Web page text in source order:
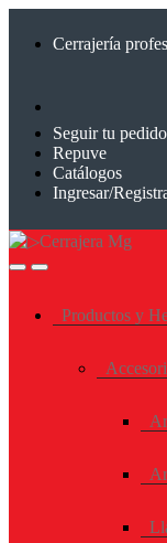
Cerrajería
Seguir tu pedido
Repuve
Catálogos
Ingresar/
Productos y